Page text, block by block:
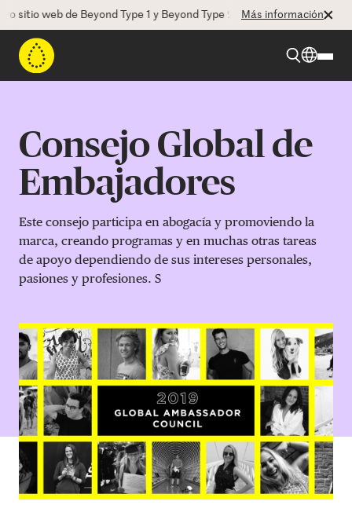
web de Beyond Type 1 y Beyond Type 2! La CEO Deborah Dugan nos
Más información
Beyond Type 2
Programas
DONAR
Consejo Global de
Embajadores
Este consejo participa en abogacía y promoviendo la
marca, creando programas y en muchas otras tareas
de apoyo dependiendo de sus intereses personales,
pasiones y profesiones. S